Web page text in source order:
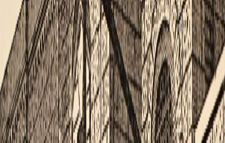
Opini
Konsultasi Syariah
Resonansi
Sejarah
Lensa
Iqtishodia